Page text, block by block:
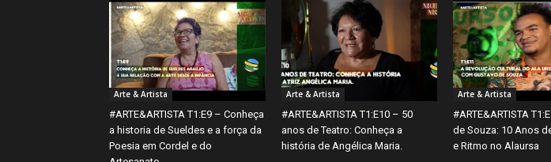
Arte & Artista
#ARTE&ARTISTA T1:E9 – Conheça
a historia de Sueldes e a força da
Poesia em Cordel e do
Arte & Artista
#ARTE&ARTISTA T1:E10 – 50
anos de Teatro: Conheça a
história de Angélica Maria.
Arte & Artista
#ARTE&ARTISTA
de Souza: 10 Anos
e Ritmo no Alaursa